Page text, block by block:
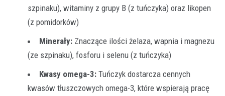
szpinaku), witaminy z grupy B (z tuńczyka) oraz likopen
(z pomidorków)
Minerały: Znaczące ilości żelaza, wapnia i magnezu
(ze szpinaku), fosforu i selenu (z tuńczyka)
Kwasy omega-3: Tuńczyk dostarcza cennych
kwasów tłuszczowych omega-3, które wspierają pracę